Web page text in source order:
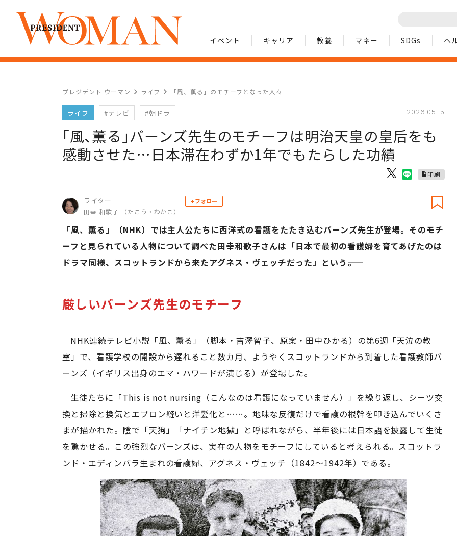
イベント キャリア 教養 マネー SDGs ヘ
プレジデント ウーマン ライフ 「風、薫る」のモチーフとなった人々
ライフ #テレビ #朝ドラ 2026.05.15
｢風､薫る｣バーンズ先生のモチーフは明治天皇の皇后をも
感動させた…日本滞在わずか1年でもたらした功績
印刷
ライター
田幸 和歌子 （たこう・わかこ）
+フォロー
「風、薫る」（NHK）では主人公たちに西洋式の看護をたたき込むバーンズ先生が登場。そのモチ
ーフと見られている人物について調べた田幸和歌子さんは「日本で最初の看護婦を育てあげたのは
ドラマ同様、スコットランドから来たアグネス・ヴェッチだった」という――。
厳しいバーンズ先生のモチーフ
NHK連続テレビ小説「風、薫る」（脚本・吉澤智子、原案・田中ひかる）の第6週「天泣の教
室」で、看護学校の開設から遅れること数カ月、ようやくスコットランドから到着した看護教師バ
ーンズ（イギリス出身のエマ・ハワードが演じる）が登場した。
生徒たちに「This is not nursing（こんなのは看護になっていません）」を繰り返し、シーツ交
換と掃除と換気とエプロン縫いと洋髪化と……。地味な反復だけで看護の根幹を叩き込んでいくさ
まが描かれた。陰で「天狗」「ナイチン地獄」と呼ばれながら、半年後には日本語を披露して生徒
を驚かせる。この強烈なバーンズは、実在の人物をモチーフにしていると考えられる。スコットラ
ンド・エディンバラ生まれの看護婦、アグネス・ヴェッチ（1842〜1942年）である。